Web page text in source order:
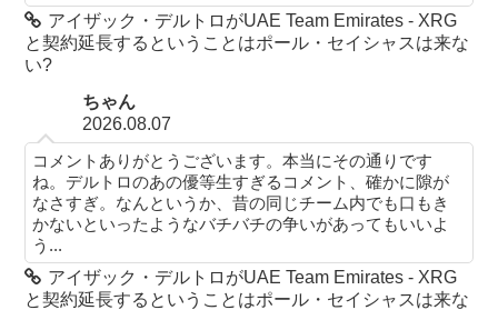
アイザック・デルトロがUAE Team Emirates - XRG
と契約延長するということはポール・セイシャスは来な
い?
ちゃん
2026.08.07
コメントありがとうございます。本当にその通りです
ね。デルトロのあの優等生すぎるコメント、確かに隙が
なさすぎ。なんというか、昔の同じチーム内でも口もき
かないといったようなバチバチの争いがあってもいいよ
う...
アイザック・デルトロがUAE Team Emirates - XRG
と契約延長するということはポール・セイシャスは来な